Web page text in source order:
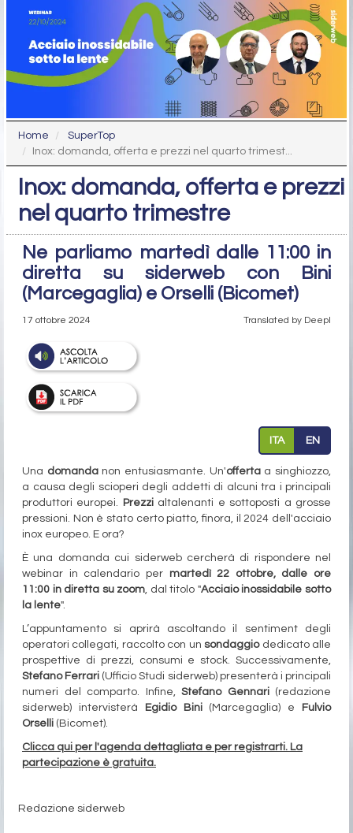
Home
SuperTop
Inox: domanda, offerta e prezzi nel quarto trimest...
Inox: domanda, offerta e prezzi
nel quarto trimestre
Ne parliamo martedì dalle 11:00 in
diretta su siderweb con Bini
(Marcegaglia) e Orselli (Bicomet)
17 ottobre 2024 Translated by Deepl
ITA EN
Una domandanon entusiasmante. Un'offertaa singhiozzo,
a causa degli scioperi degli addetti di alcuni tra i principali
produttori europei.
Prezzi altalenanti e sottoposti a grosse
pressioni. Non è stato certo piatto, finora, il 2024 dell'acciaio
inox europeo. E ora?
È una domanda cui siderweb cercherà di rispondere nel
webinar in calendario per
martedì 22 ottobre, dalle ore
11:00 in diretta su zoom, dal titolo "Acciaio inossidabile sotto
la lente".
L’appuntamento si aprirà ascoltando il sentiment degli
operatori collegati, raccolto con unsondaggio dedicato alle
prospettive di prezzi, consumi e stock. Successivamente,
Stefano Ferrari (Ufficio Studi siderweb) presenterà i principali
numeri del comparto. Infine, Stefano Gennari(redazione
siderweb) intervisterà
Egidio Bini(Marcegaglia) e
Fulvio
Orselli (Bicomet).
Clicca qui per l'agenda dettagliata e per registrarti. La
partecipazione è gratuita.
Redazione siderweb